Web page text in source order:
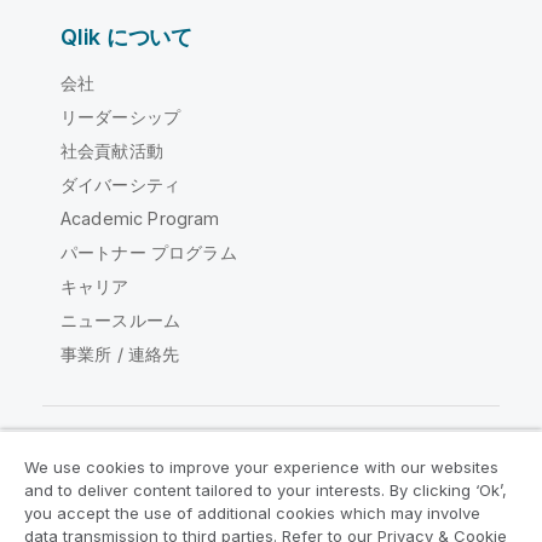
Qlik について
会社
リーダーシップ
社会貢献活動
ダイバーシティ
Academic Program
パートナー プログラム
キャリア
ニュースルーム
事業所 / 連絡先
Qlik コミュニティ
We use cookies to improve your experience with our websites
and to deliver content tailored to your interests. By clicking ‘Ok’,
you accept the use of additional cookies which may involve
data transmission to third parties. Refer to our Privacy & Cookie